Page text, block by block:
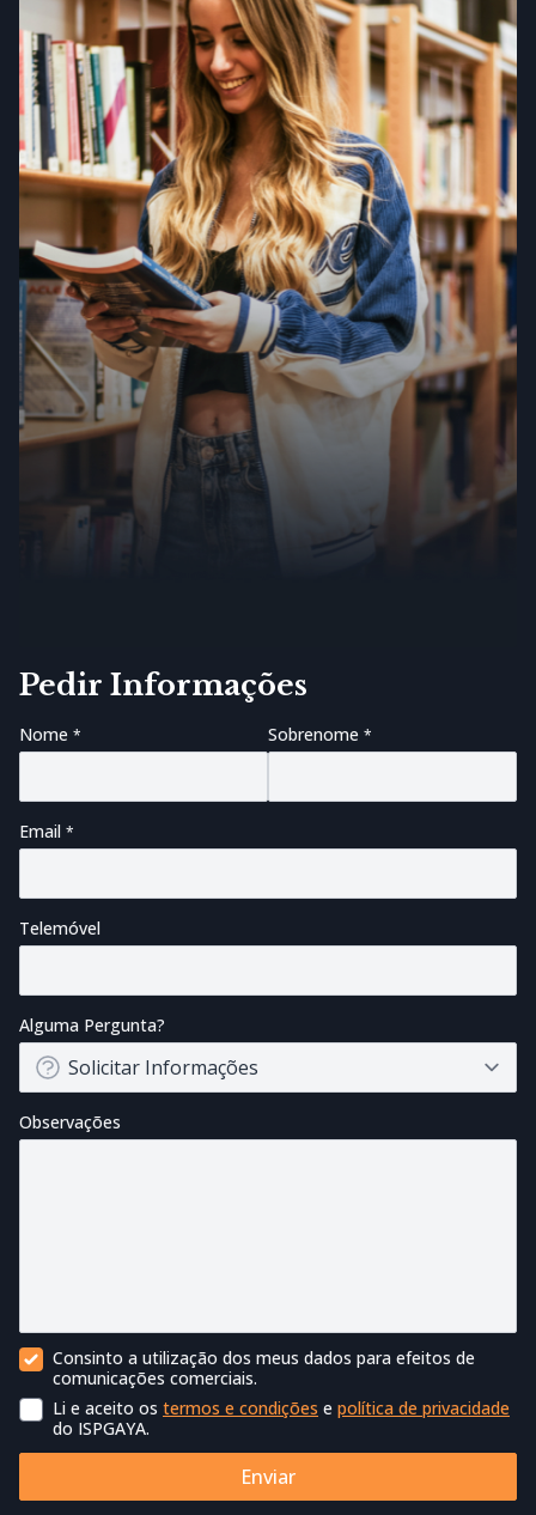
Pedir Informações
Nome Sobrenome
Email
Telemóvel
Alguma Pergunta?
Observações
Contacto Comercial
Consinto a utilização dos meus dados para efeitos de
comunicações comerciais.
Termos de utilização
Li e aceito os termos e condições e política de privacidade
do ISPGAYA.
Enviar